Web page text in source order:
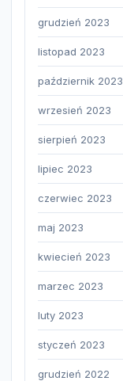
grudzień 2023
listopad 2023
październik 2023
wrzesień 2023
sierpień 2023
lipiec 2023
czerwiec 2023
maj 2023
kwiecień 2023
marzec 2023
luty 2023
styczeń 2023
grudzień 2022